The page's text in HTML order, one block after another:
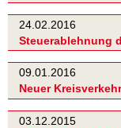
24.02.2016
Steuerablehnung
09.01.2016
Neuer
03.12.2015